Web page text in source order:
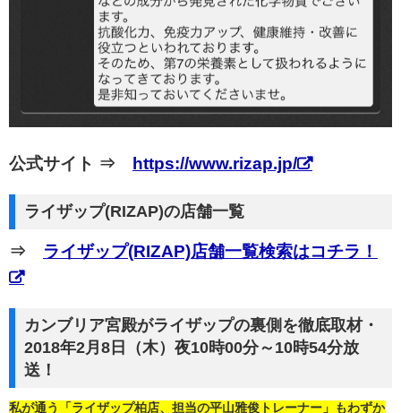
公式サイト ⇒ https://www.rizap.jp/
ライザップ(RIZAP)の店舗一覧
⇒ ライザップ(RIZAP)店舗一覧検索はコチラ！
カンブリア宮殿がライザップの裏側を徹底取材・
2018年2月8日（木）夜10時00分～10時54分放
送！
私が通う「ライザップ柏店、担当の平山雅俊トレーナー」もわずか